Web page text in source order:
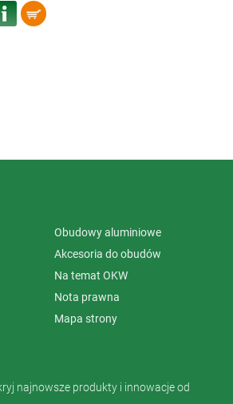
Obudowy aluminiowe
Akcesoria do obudów
Na temat OKW
Nota prawna
Mapa strony
najnowsze produkty i innowacje od